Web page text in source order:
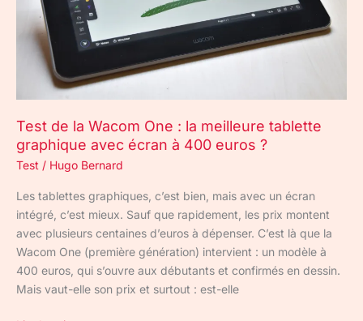
Test de la Wacom One : la meilleure tablette
graphique avec écran à 400 euros ?
Test / Hugo Bernard
Les tablettes graphiques, c’est bien, mais avec un écran
intégré, c’est mieux. Sauf que rapidement, les prix montent
avec plusieurs centaines d’euros à dépenser. C’est là que la
Wacom One (première génération) intervient : un modèle à
400 euros, qui s’ouvre aux débutants et confirmés en dessin.
Mais vaut-elle son prix et surtout : est-elle
meilleure
tablette
graphique
400
euros
?